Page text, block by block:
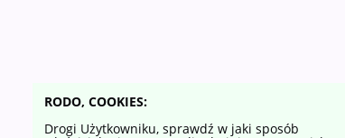
RODO, COOKIES:
Drogi Użytkowniku, sprawdź w jaki sposób